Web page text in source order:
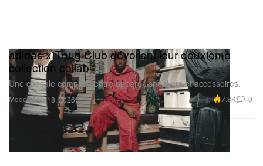
Mode
adidas x Thug Club dévoilent leur deuxième
collection collab
Une capsule complète entre apparel, sneakers et accessoires.
Mar 18, 2026 7.8K 0